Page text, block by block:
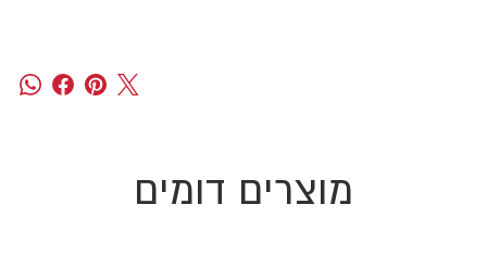
מוצרים דומים